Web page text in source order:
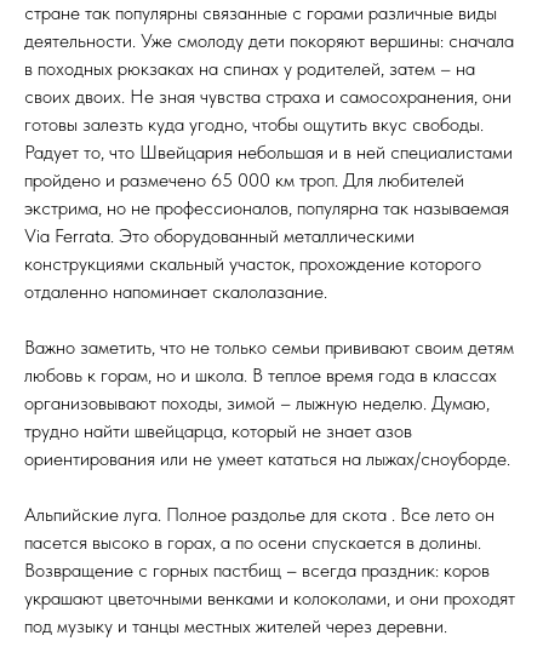
стране так популярны связанные с горами различные виды
деятельности. Уже смолоду дети покоряют вершины: сначала
в походных рюкзаках на спинах у родителей, затем – на
своих двоих. Не зная чувства страха и самосохранения, они
готовы залезть куда угодно, чтобы ощутить вкус свободы.
Радует то, что Швейцария небольшая и в ней специалистами
пройдено и размечено 65 000 км троп. Для любителей
экстрима, но не профессионалов, популярна так называемая
Via Ferrata. Это оборудованный металлическими
конструкциями скальный участок, прохождение которого
отдаленно напоминает скалолазание.
Важно заметить, что не только семьи прививают своим детям
любовь к горам, но и школа. В теплое время года в классах
организовывают походы, зимой – лыжную неделю. Думаю,
трудно найти швейцарца, который не знает азов
ориентирования или не умеет кататься на лыжах/сноуборде.
Альпийские луга. Полное раздолье для скота . Все лето он
пасется высоко в горах, а по осени спускается в долины.
Возвращение с горных пастбищ – всегда праздник: коров
украшают цветочными венками и колоколами, и они проходят
под музыку и танцы местных жителей через деревни.